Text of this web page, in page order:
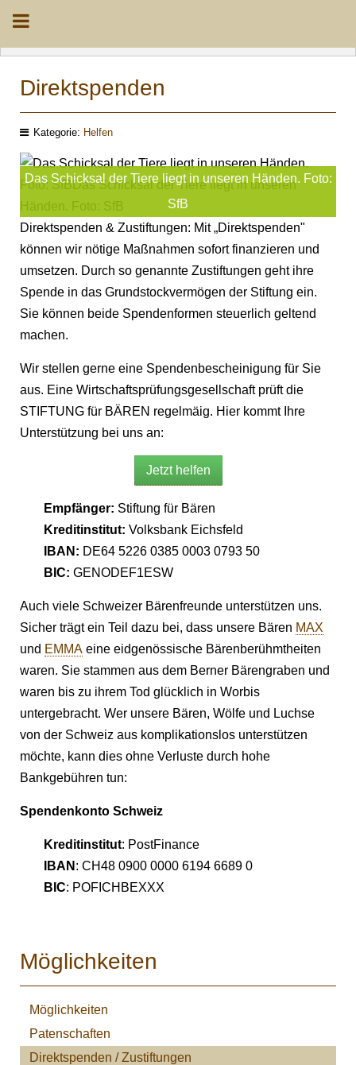
Direktspenden
Kategorie: Helfen
Das Schicksal der Tiere liegt in unseren Händen. Foto:
SfB
Direktspenden & Zustiftungen: Mit „Direktspenden"
können wir nötige Maßnahmen sofort finanzieren und
umsetzen. Durch so genannte Zustiftungen geht ihre
Spende in das Grundstockvermögen der Stiftung ein.
Sie können beide Spendenformen steuerlich geltend
machen.
Wir stellen gerne eine Spendenbescheinigung für Sie
aus. Eine Wirtschaftsprüfungsgesellschaft prüft die
STIFTUNG für BÄREN regelmäig. Hier kommt Ihre
Unterstützung bei uns an:
Jetzt helfen
Empfänger: Stiftung für Bären
Kreditinstitut: Volksbank Eichsfeld
IBAN: DE64 5226 0385 0003 0793 50
BIC: GENODEF1ESW
Auch viele Schweizer Bärenfreunde unterstützen uns.
Sicher trägt ein Teil dazu bei, dass unsere Bären MAX
und EMMA eine eidgenössische Bärenberühmtheiten
waren. Sie stammen aus dem Berner Bärengraben und
waren bis zu ihrem Tod glücklich in Worbis
untergebracht. Wer unsere Bären, Wölfe und Luchse
von der Schweiz aus komplikationslos unterstützen
möchte, kann dies ohne Verluste durch hohe
Bankgebühren tun:
Spendenkonto Schweiz
Kreditinstitut: PostFinance
IBAN : CH48 0900 0000 6194 6689 0
BIC: POFICHBEXXX
Möglichkeiten
Möglichkeiten
Patenschaften
Direktspenden / Zustiftungen